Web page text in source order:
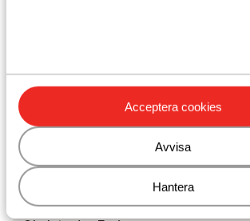
Acceptera cookies
Avvisa
Hantera
Utrustning
Andra boenden i Les Sybelles
Chalet la Marmotte